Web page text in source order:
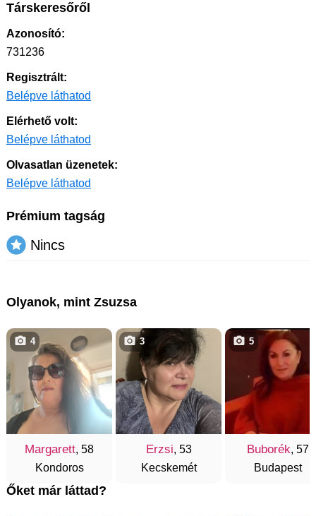
Társkeresőről
Azonosító:
731236
Regisztrált:
Belépve láthatod
Elérhető volt:
Belépve láthatod
Olvasatlan üzenetek:
Belépve láthatod
Prémium tagság
Nincs
Olyanok, mint Zsuzsa
Margarett, 58
Kondoros
4
Erzsi, 53
Kecskemét
3
Buborék, 57
Budapest
5
Őket már láttad?